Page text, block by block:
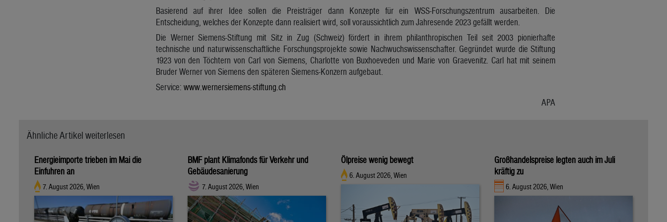
Basierend auf ihrer Idee sollen die Preisträger dann Konzepte für ein WSS-Forschungszentrum ausarbeiten. Die
Entscheidung, welches der Konzepte dann realisiert wird, soll voraussichtlich zum Jahresende 2023 gefällt werden.
Die Werner Siemens-Stiftung mit Sitz in Zug (Schweiz) fördert in ihrem philanthropischen Teil seit 2003 pionierhafte
technische und naturwissenschaftliche Forschungsprojekte sowie Nachwuchswissenschafter. Gegründet wurde die Stiftung
1923 von den Töchtern von Carl von Siemens, Charlotte von Buxhoeveden und Marie von Graevenitz. Carl hat mit seinem
Bruder Werner von Siemens den späteren Siemens-Konzern aufgebaut.
Service: www.wernersiemens-stiftung.ch
APA
Ähnliche Artikel weiterlesen
Energieimporte trieben im Mai die
Einfuhren an
7. August 2026, Wien
BMF plant Klimafonds für Verkehr und
Gebäudesanierung
7. August 2026, Wien
Ölpreise wenig bewegt
6. August 2026, Wien
Großhandelspreise legten auch im Juli
kräftig zu
6. August 2026, Wien